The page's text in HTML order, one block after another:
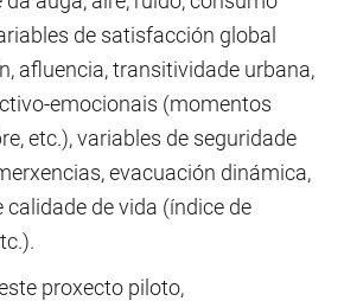
de satisfacción global
afluencia, transitividade urbana,
emocionais (momentos
etc.), variables de seguridade
evacuación dinámica,
calidade de vida (índice de
proxecto piloto,